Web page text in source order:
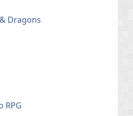
Dragons
RPG